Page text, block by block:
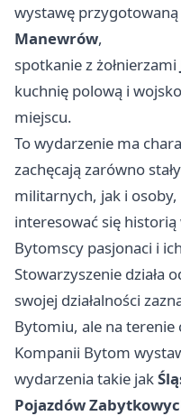
wystawę przygotowaną
Manewrów,
spotkanie z żołnierzami
kuchnię polową i
miejscu.
To wydarzenie ma
zachęcają zarówno
militarnych, jak i
interesować się
Bytomscy pasjonaci i
Stowarzyszenie działa
swojej działalności
Bytomiu, ale na terenie
Kompanii Bytom
wydarzenia takie jak
Pojazdów